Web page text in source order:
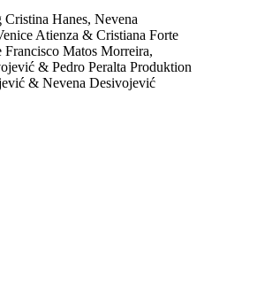
Cristina Hanes, Nevena
Atienza & Cristiana Forte
Francisco Matos Morreira,
& Pedro Peralta Produktion
& Nevena Desivojević